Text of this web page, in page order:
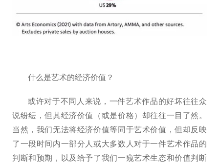
什么是艺术的经济价值？
或许对于不同人来说，一件艺术作品的好坏往往众
说纷纭，但其经济价值（或是价格）却往往一目了然。
当然，我们无法将经济价值等同于艺术价值，但却反映
了一段时间内一部分人或大多数人对于一件艺术作品的
判断和预期，以及给予了我们一窥艺术生态和价值判断